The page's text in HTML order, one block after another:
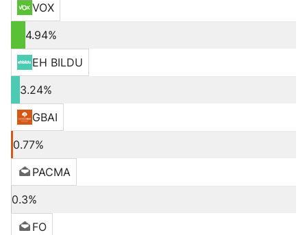
VOX
4.94%
EH BILDU
3.24%
GBAI
0.77%
PACMA
0.3%
FO